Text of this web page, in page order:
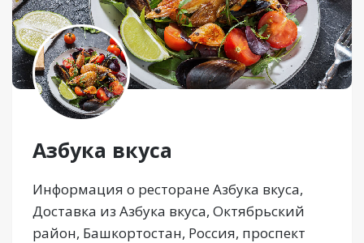
Азбука вкуса
Информация о ресторане Азбука вкуса,
Доставка из Азбука вкуса, Октябрьский
район, Башкортостан, Россия, проспект